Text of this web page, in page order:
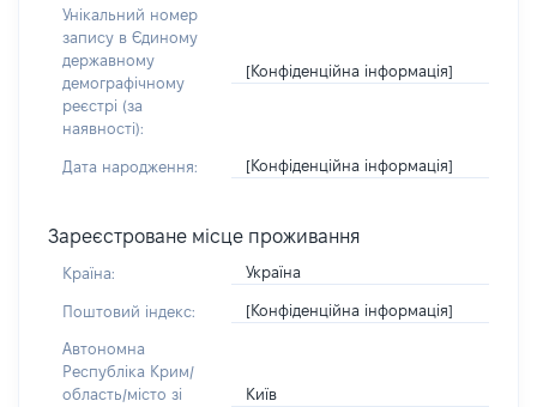
Унікальний номер
запису в Єдиному
державному
демографічному
реєстрі (за
наявності):
[Конфіденційна інформація]
Дата народження: [Конфіденційна інформація]
Зареєстроване місце проживання
Країна: Україна
Поштовий індекс: [Конфіденційна інформація]
Автономна
Республіка Крим/
область/місто зі
Київ